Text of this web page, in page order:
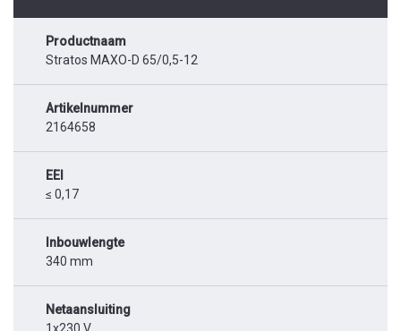
Productnaam
Stratos MAXO-D 65/0,5-12
Artikelnummer
2164658
EEI
≤ 0,17
Inbouwlengte
340 mm
Netaansluiting